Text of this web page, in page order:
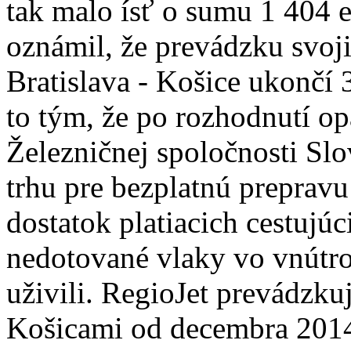
tak malo ísť o sumu 1 404
oznámil, že prevádzku
Bratislava - Košice ukončí
to tým, že po rozhodnutí
Železničnej spoločnosti
trhu pre bezplatnú
dostatok platiacich
nedotované vlaky vo
uživili. RegioJet
Košicami od decembra